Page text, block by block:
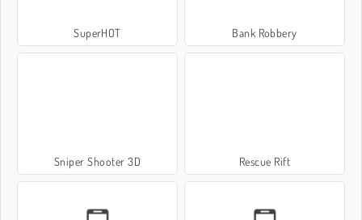
SuperHOT Bank Robbery
Sniper Shooter 3D Rescue Rift